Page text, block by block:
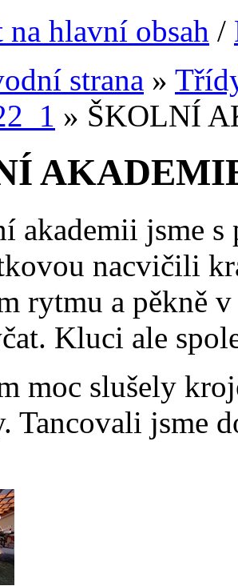
na hlavní obsah /
strana »
» ŠKOLNÍ
akademii jsme
nacvičili
rytmu a pěkně v
Kluci ale
moc slušely
Tancovali jsme